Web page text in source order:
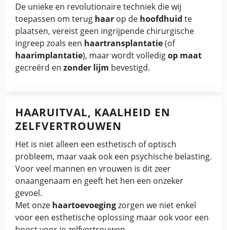
De unieke en revolutionaire techniek die wij
toepassen om terug haar op de hoofdhuid te
plaatsen, vereist geen ingrijpende chirurgische
ingreep zoals een haartransplantatie(of
haarimplantatie), maar wordt volledigop maat
gecreërd en zonder lijm bevestigd.
HAARUITVAL, KAALHEID EN
ZELFVERTROUWEN
Het is niet alleen een esthetisch of optisch
probleem, maar vaak ook een psychische belasting.
Voor veel mannen en vrouwen is dit zeer
onaangenaam en geeft het hen een onzeker
gevoel.
Met onze haartoevoegingzorgen we niet enkel
voor een esthetische oplossing maar ook voor een